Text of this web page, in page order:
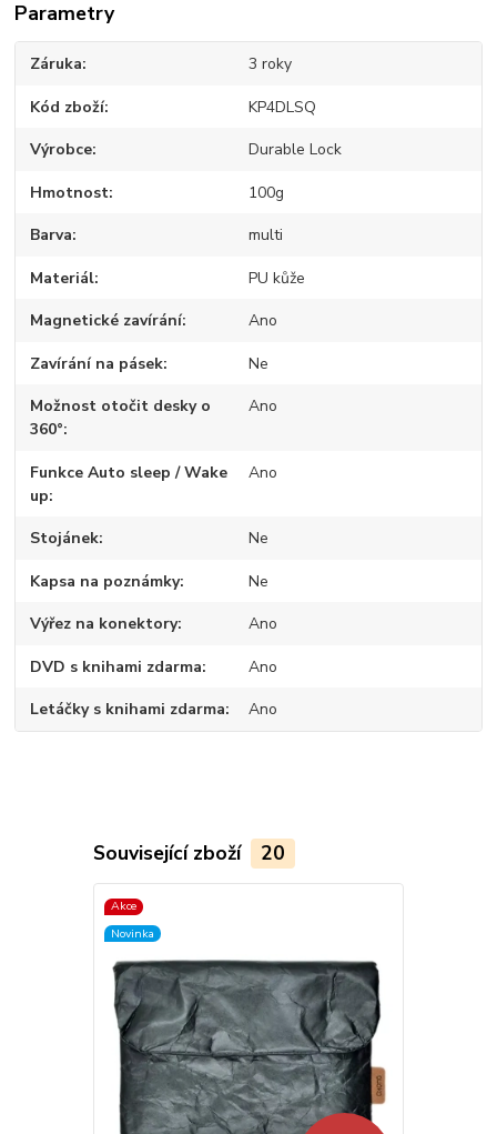
Parametry
Záruka 3 roky
Kód zboží KP4DLSQ
Výrobce Durable Lock
Hmotnost 100g
Barva multi
Materiál PU kůže
Magnetické zavírání Ano
Zavírání na pásek Ne
Možnost otočit desky o
360°
Ano
Funkce Auto sleep / Wake
up
Ano
Stojánek Ne
Kapsa na poznámky Ne
Výřez na konektory Ano
DVD s knihami zdarma Ano
Letáčky s knihami zdarma Ano
Související zboží 20
Akce
Novinka